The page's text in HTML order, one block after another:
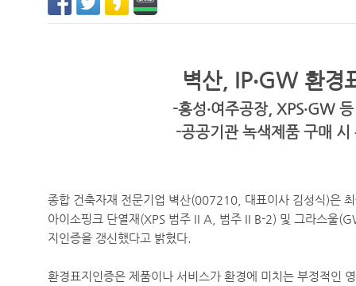
벽산, IP‧GW 환경
-홍성‧여주공장, XPS‧GW
-공공기관 녹색제품 구매 시
종합 건축자재 전문기업 벽산(007210, 대표이사 김성식)은
아이소핑크 단열재(XPS 범주 II A, 범주 II B-2) 및 그라스울
지인증을 갱신했다고 밝혔다
환경표지인증은 제품이나 서비스가 환경에 미치는 부정적인